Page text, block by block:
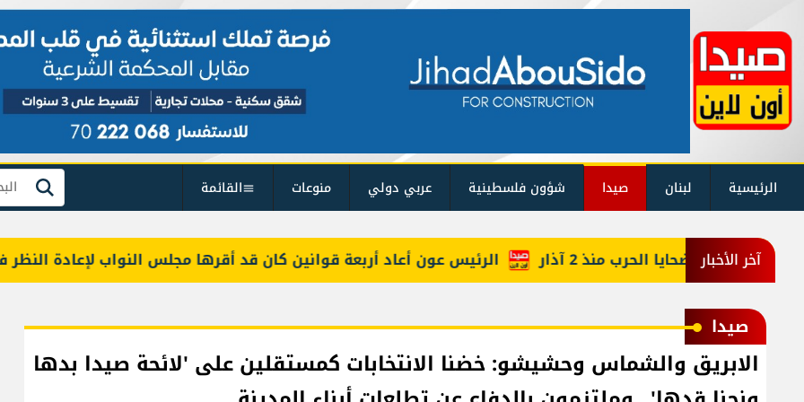
الرئيسية لبنان صيدا شؤون فلسطينية عربي دولي منوعات القائمة بحث
آخر الأخبار الرئيس عون أعاد أربعة قوانين كان قد أقرها مجلس النواب لإعادة النظر فيها حصيلة ضحايا الحرب منذ 2 آذار
صيدا
الابريق والشماس وحشيشو: خضنا الانتخابات كمستقلين على 'لائحة صيدا بدها